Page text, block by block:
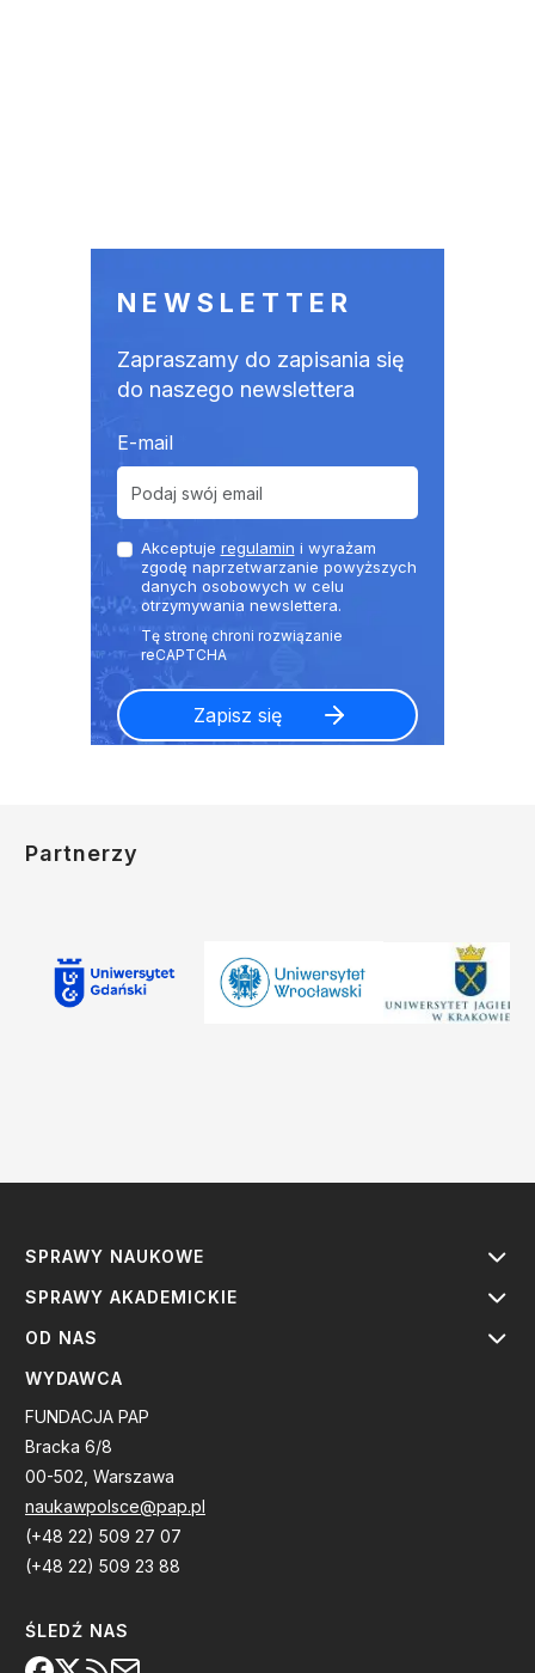
NEWSLETTER
Zapraszamy do zapisania się
do naszego newslettera
E-mail
Akceptuje regulamin i wyrażam
zgodę naprzetwarzanie powyższych
danych osobowych w celu
otrzymywania newslettera.
Partnerzy
SPRAWY NAUKOWE
SPRAWY AKADEMICKIE
OD NAS
WYDAWCA
FUNDACJA PAP
Bracka 6/8
00-502, Warszawa
naukawpolsce@pap.pl
(+48 22) 509 27 07
(+48 22) 509 23 88
ŚLEDŹ NAS